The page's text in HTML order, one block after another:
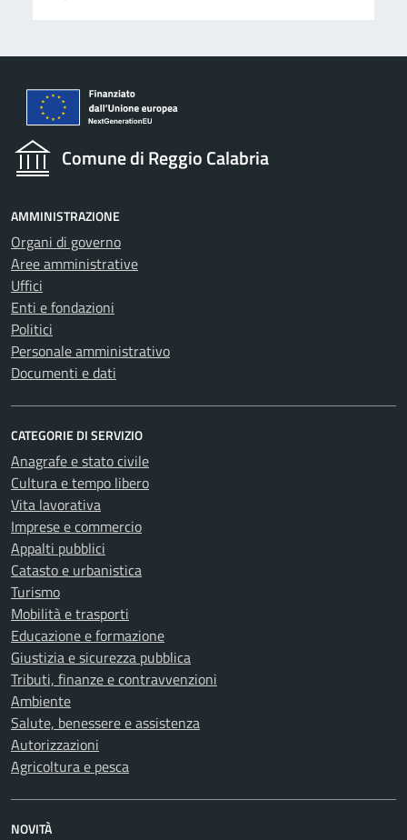
Comune di Reggio Calabria
AMMINISTRAZIONE
Organi di governo
Aree amministrative
Uffici
Enti e fondazioni
Politici
Personale amministrativo
Documenti e dati
CATEGORIE DI SERVIZIO
Anagrafe e stato civile
Cultura e tempo libero
Vita lavorativa
Imprese e commercio
Appalti pubblici
Catasto e urbanistica
Turismo
Mobilità e trasporti
Educazione e formazione
Giustizia e sicurezza pubblica
Tributi, finanze e contravvenzioni
Ambiente
Salute, benessere e assistenza
Autorizzazioni
Agricoltura e pesca
NOVITÀ